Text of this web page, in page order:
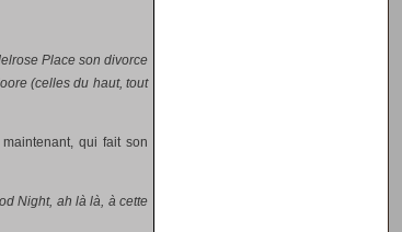
Place son divorce
(celles du haut, tout
qui fait son
Night, ah là là, à cette